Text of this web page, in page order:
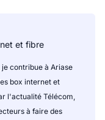
et fibre
contribue à Ariase
box internet et
l'actualité Télécom,
à faire des